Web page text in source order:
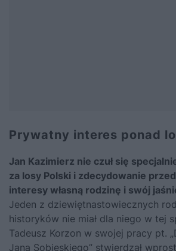
Prywatny interes ponad
Jan Kazimierz nie czuł się
za losy Polski i zdecydowanie
interesy własną rodzinę i swój
Jeden z dziewiętnastowiecznych
historyków nie miał dla niego w tej
Tadeusz Korzon w swojej pracy pt.
Jana Sobieskiego” stwierdzał